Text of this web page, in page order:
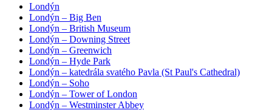
Londýn
Londýn – Big Ben
Londýn – British Museum
Londýn – Downing Street
Londýn – Greenwich
Londýn – Hyde Park
Londýn – katedrála svatého Pavla (St Paul's Cathedral)
Londýn – Soho
Londýn – Tower of London
Londýn – Westminster Abbey